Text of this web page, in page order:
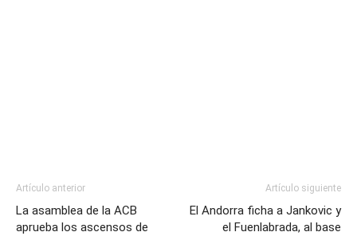
Artículo anterior
La asamblea de la ACB
aprueba los ascensos de
Artículo siguiente
El Andorra ficha a Jankovic y
el Fuenlabrada, al base